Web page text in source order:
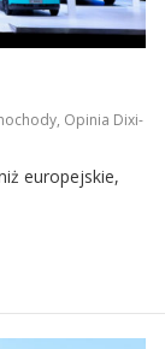
, Opinia Dixi-
europejskie,